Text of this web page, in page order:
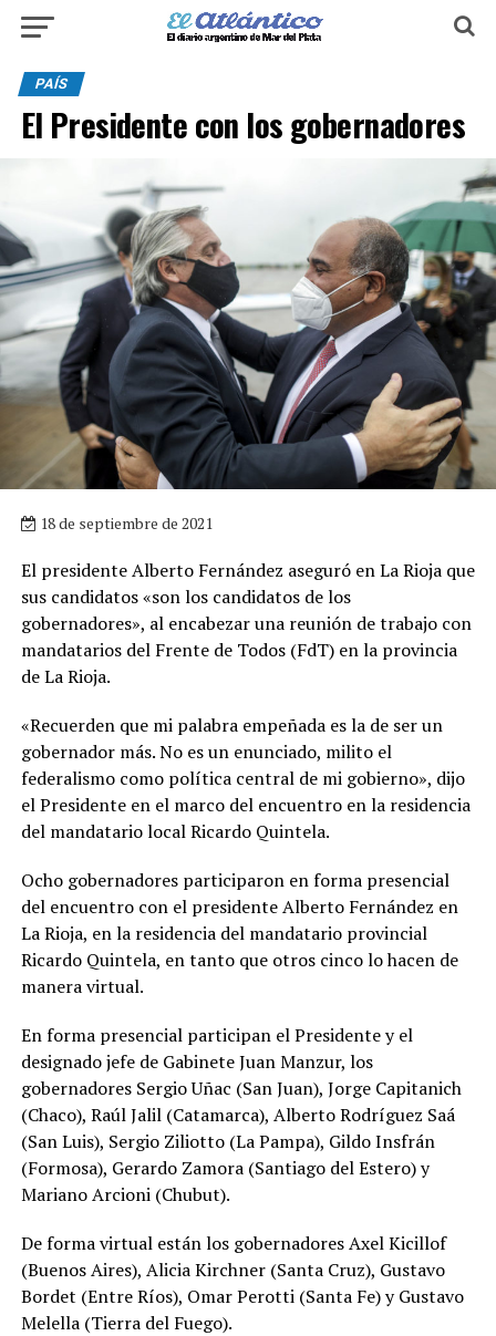
PAÍS
El Presidente con los gobernadores
18 de septiembre de 2021
El presidente Alberto Fernández aseguró en La Rioja que
sus candidatos «son los candidatos de los
gobernadores», al encabezar una reunión de trabajo con
mandatarios del Frente de Todos (FdT) en la provincia
de La Rioja.
«Recuerden que mi palabra empeñada es la de ser un
gobernador más. No es un enunciado, milito el
federalismo como política central de mi gobierno», dijo
el Presidente en el marco del encuentro en la residencia
del mandatario local Ricardo Quintela.
Ocho gobernadores participaron en forma presencial
del encuentro con el presidente Alberto Fernández en
La Rioja, en la residencia del mandatario provincial
Ricardo Quintela, en tanto que otros cinco lo hacen de
manera virtual.
En forma presencial participan el Presidente y el
designado jefe de Gabinete Juan Manzur, los
gobernadores Sergio Uñac (San Juan), Jorge Capitanich
(Chaco), Raúl Jalil (Catamarca), Alberto Rodríguez Saá
(San Luis), Sergio Ziliotto (La Pampa), Gildo Insfrán
(Formosa), Gerardo Zamora (Santiago del Estero) y
Mariano Arcioni (Chubut).
De forma virtual están los gobernadores Axel Kicillof
(Buenos Aires), Alicia Kirchner (Santa Cruz), Gustavo
Bordet (Entre Ríos), Omar Perotti (Santa Fe) y Gustavo
Melella (Tierra del Fuego).